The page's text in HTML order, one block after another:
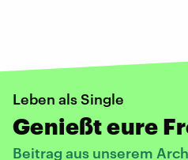
Leben als Single
Genießt eure
Beitrag aus unserem